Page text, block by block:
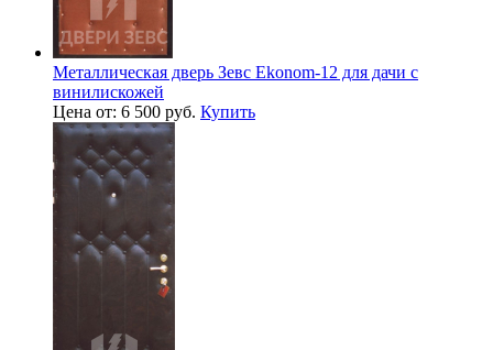
Металлическая дверь Зевс Ekonom-12 для дачи с
винилискожей
Цена от: 6 500 руб. Купить